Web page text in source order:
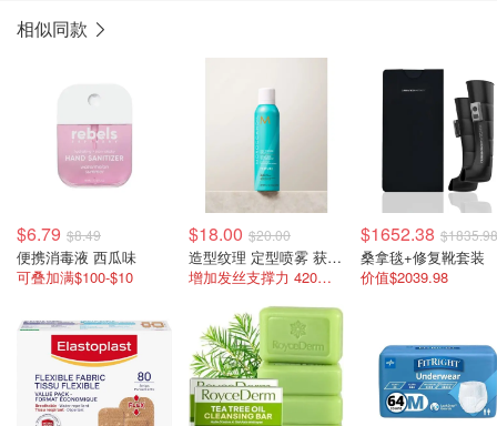
相似同款
$6.79 $8.49
便携消毒液 西瓜味
可叠加满$100-$10
$18.00 $20.00
造型纹理 定型喷雾 获奖产品
增加发丝支撑力 420积分兑换正装
$1652.38 $1835.98
桑拿毯+修复靴套装
价值$2039.98